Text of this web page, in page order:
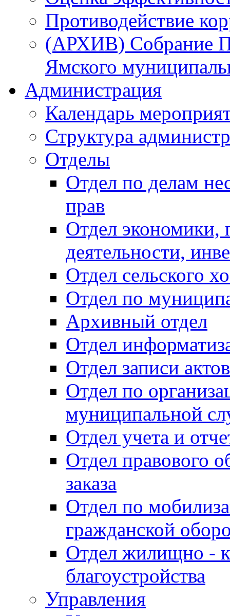
Противодействие
(АРХИВ) Собрание
Ямского
Администрация
Календарь
Структура
Отделы
Отдел по делам
прав
Отдел экономики,
деятельности,
Отдел сельского
Отдел по
Архивный отдел
Отдел
Отдел записи
Отдел по
муниципальной
Отдел учета и
Отдел правового
заказа
Отдел по
гражданской
Отдел жилищно -
благоустройства
Управления